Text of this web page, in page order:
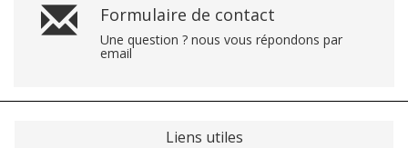
Formulaire de contact
Une question ? nous vous répondons par
email
Liens utiles